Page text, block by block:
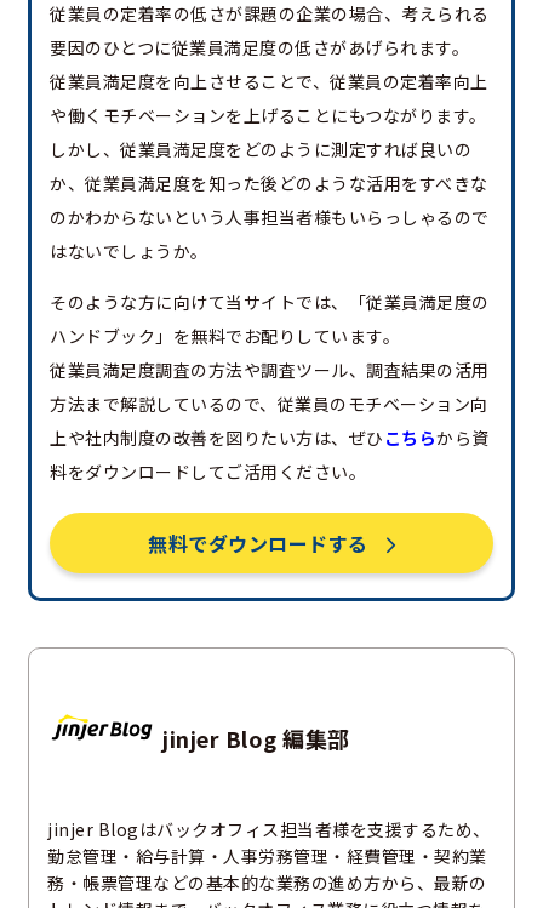
従業員の定着率の低さが課題の企業の場合、考えられる
要因のひとつに従業員満足度の低さがあげられます。
従業員満足度を向上させることで、従業員の定着率向上
や働くモチベーションを上げることにもつながります。
しかし、従業員満足度をどのように測定すれば良いの
か、従業員満足度を知った後どのような活用をすべきな
のかわからないという人事担当者様もいらっしゃるので
はないでしょうか。
そのような方に向けて当サイトでは、「従業員満足度の
ハンドブック」を無料でお配りしています。
従業員満足度調査の方法や調査ツール、調査結果の活用
方法まで解説しているので、従業員のモチベーション向
上や社内制度の改善を図りたい方は、ぜひ こちらから資
料をダウンロードしてご活用ください。
無料でダウンロードする
jinjer Blog 編集部
jinjer Blogはバックオフィス担当者様を支援するため、
勤怠管理・給与計算・人事労務管理・経費管理・契約業
務・帳票管理などの基本的な業務の進め方から、最新の